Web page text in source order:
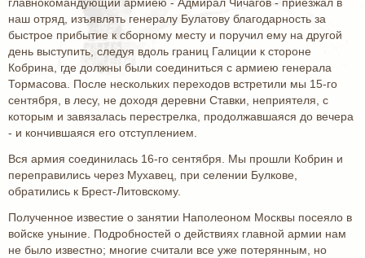
наш отряд, изъявлять генералу Булатову благодарность за
быстрое прибытие к сборному месту и поручил ему на другой
день выступить, следуя вдоль границ Галиции к стороне
Кобрина, где должны были соединиться с армиею генерала
Тормасова. После нескольких переходов встретили мы 15-го
сентября, в лесу, не доходя деревни Ставки, неприятеля, с
которым и завязалась перестрелка, продолжавшаяся до вечера
- и кончившаяся его отступлением.
Вся армия соединилась 16-го сентября. Мы прошли Кобрин и
переправились через Мухавец, при селении Булкове,
обратились к Брест-Литовскому.
Полученное известие о занятии Наполеоном Москвы посеяло в
войске уныние. Подробностей о действиях главной армии нам
не было известно; многие считали все уже потерянным, но